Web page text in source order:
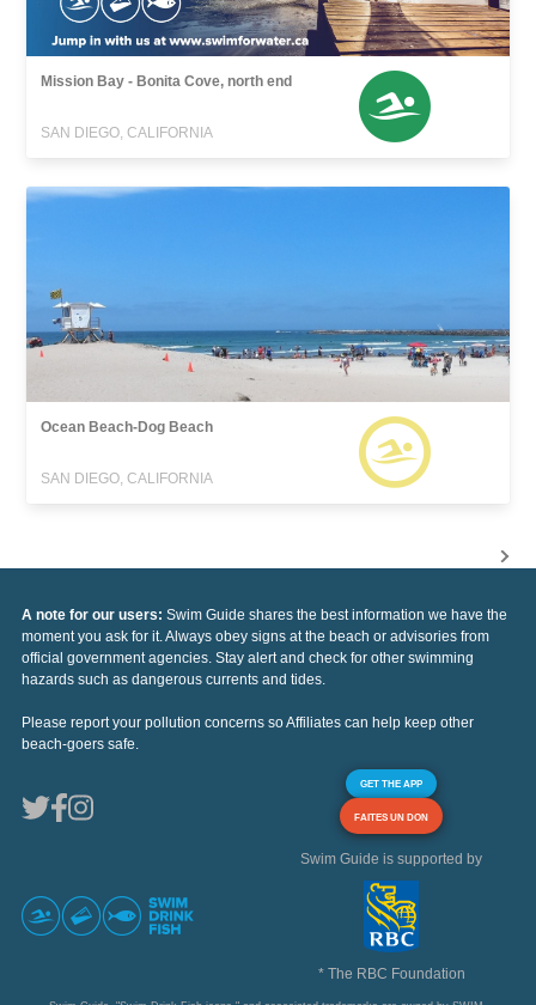
Mission Bay - Bonita Cove, north end
SAN DIEGO, CALIFORNIA
Ocean Beach-Dog Beach
SAN DIEGO, CALIFORNIA
A note for our users: Swim Guide shares the best information we have the
moment you ask for it. Always obey signs at the beach or advisories from
official government agencies. Stay alert and check for other swimming
hazards such as dangerous currents and tides.
Please report your pollution concerns so Affiliates can help keep other
beach-goers safe.
GET THE APP
FAITES UN DON
Swim Guide is supported by
* The RBC Foundation